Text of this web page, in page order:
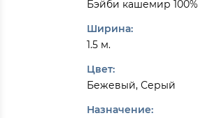
Бэйби кашемир 100%
Ширина:
1.5 м.
Цвет:
Бежевый, Серый
Назначение: